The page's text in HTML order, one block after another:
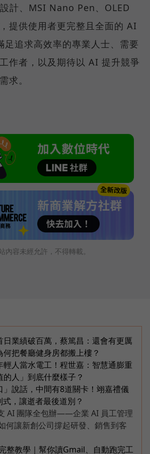
計、MSI Nano Pen、OLED
提供使用者更完整且全面的 AI
足追求高效率的專業人士、需要
作者，以及期待以 AI 提升競爭
求。
內容未經允許，不得轉載。
日業績破百萬，蔡篤昌：還會有更厲
把餐廳健身房都搬上樓？
輕人當水電工！程世嘉：智慧通膨重
人」到底什麼樣子？
」說話，中間有8道關卡！翊嘉禮儀
，讓逝者最後道別？
AI 團隊全包辦——企業 AI 員工管理
何讓新創公司撐起研發、銷售到客
整教學｜幫你讀Gmail、自動跑完工